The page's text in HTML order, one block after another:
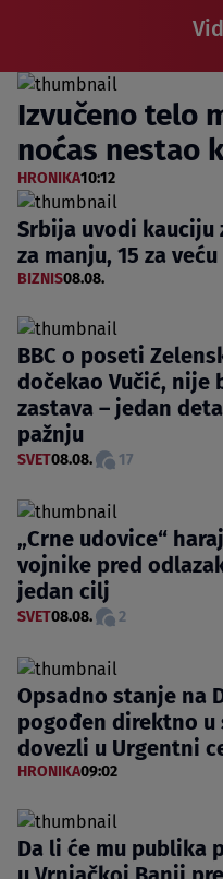
Izvučeno telo
noćas nestao
HRONIKA10:12
Srbija uvodi kauciju
za manju, 15 za
BIZNIS08.08.
BBC o poseti
dočekao Vučić,
zastava – jedan
pažnju
SVET08.08. 17
„Crne udovice“
vojnike pred
jedan cilj
SVET08.08. 2
Opsadno stanje na
pogođen direktno u
dovezli u Urgentni
HRONIKA09:02
Da li će mu publika